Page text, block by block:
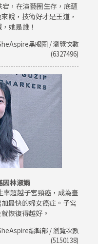
，在演藝圈生存，底蘊
說，技術好才是王道，
她是誰！
黑眼圈 / 瀏覽次數
(6327496)
因林淑娟
率超越子宮頸癌，成為臺
最快的婦女癌症。子宮
恢復得越好。
編輯部 / 瀏覽次數
(5150138)